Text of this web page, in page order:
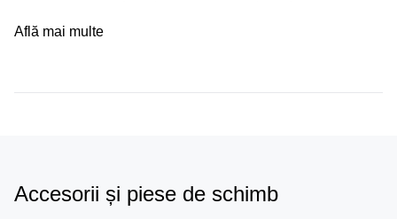
Află mai multe
Accesorii și piese de schimb